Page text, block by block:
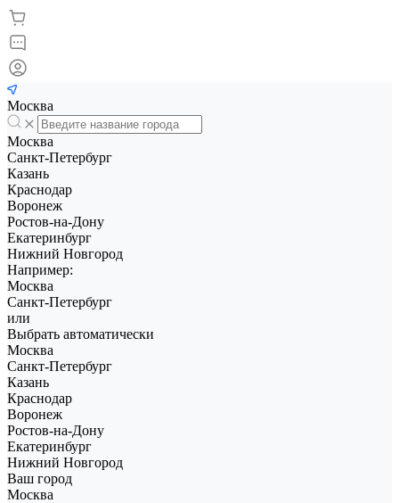
Москва
Москва
Санкт-Петербург
Казань
Краснодар
Воронеж
Ростов-на-Дону
Екатеринбург
Нижний Новгород
Например:
Москва
Санкт-Петербург
или
Выбрать автоматически
Москва
Санкт-Петербург
Казань
Краснодар
Воронеж
Ростов-на-Дону
Екатеринбург
Нижний Новгород
Ваш город
Москва